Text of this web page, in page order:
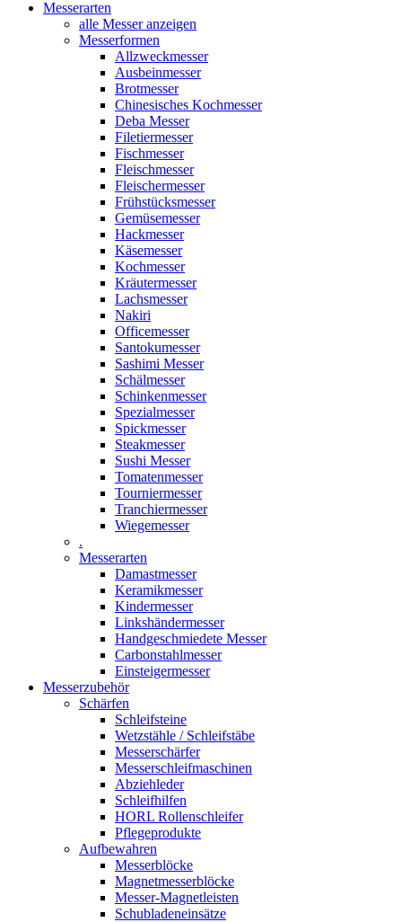
Messerarten
alle Messer anzeigen
Messerformen
Allzweckmesser
Ausbeinmesser
Brotmesser
Chinesisches Kochmesser
Deba Messer
Filetiermesser
Fischmesser
Fleischmesser
Fleischermesser
Frühstücksmesser
Gemüsemesser
Hackmesser
Käsemesser
Kochmesser
Kräutermesser
Lachsmesser
Nakiri
Officemesser
Santokumesser
Sashimi Messer
Schälmesser
Schinkenmesser
Spezialmesser
Spickmesser
Steakmesser
Sushi Messer
Tomatenmesser
Tourniermesser
Tranchiermesser
Wiegemesser
.
Messerarten
Damastmesser
Keramikmesser
Kindermesser
Linkshändermesser
Handgeschmiedete Messer
Carbonstahlmesser
Einsteigermesser
Messerzubehör
Schärfen
Schleifsteine
Wetzstähle / Schleifstäbe
Messerschärfer
Messerschleifmaschinen
Abziehleder
Schleifhilfen
HORL Rollenschleifer
Pflegeprodukte
Aufbewahren
Messerblöcke
Magnetmesserblöcke
Messer-Magnetleisten
Schubladeneinsätze